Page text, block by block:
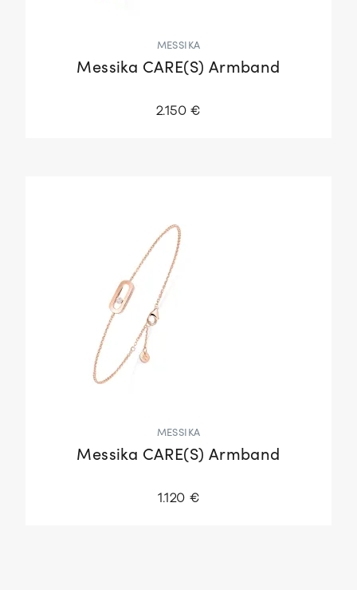
MESSIKA
Messika CARE(S) Armband
2.150 €
MESSIKA
Messika CARE(S) Armband
1.120 €